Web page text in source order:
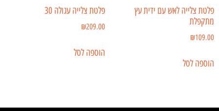
פלטת צלייה לאש עם ידית עץ
מתקפלת
₪109.00
הוספה לסל
פלטת צלייה עגולה 30
₪209.00
הוספה לסל